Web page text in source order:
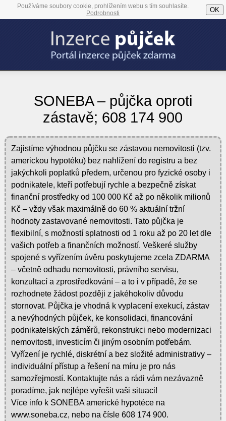
Používáme soubory cookie, prohlížením webu s tím souhlasíte.
Podrobnosti
OK
SONEBA – půjčka oproti
zástavě; 608 174 900
Zajistíme výhodnou půjčku se zástavou nemovitosti (tzv.
americkou hypotéku) bez nahlížení do registru a bez
jakýchkoli poplatků předem, určenou pro fyzické osoby i
podnikatele, kteří potřebují rychle a bezpečně získat
finanční prostředky od 100 000 Kč až po několik milionů
Kč – vždy však maximálně do 60 % aktuální tržní
hodnoty zastavované nemovitosti. Tato půjčka je
flexibilní, s možností splatnosti od 1 roku až po 20 let dle
vašich potřeb a finančních možností. Veškeré služby
spojené s vyřízením úvěru poskytujeme zcela ZDARMA
– včetně odhadu nemovitosti, právního servisu,
konzultací a zprostředkování – a to i v případě, že se
rozhodnete žádost později z jakéhokoliv důvodu
stornovat. Půjčka je vhodná k vyplacení exekucí, zástav
a nevýhodných půjček, ke konsolidaci, financování
podnikatelských záměrů, rekonstrukci nebo modernizaci
nemovitosti, investicím či jiným osobním potřebám.
Vyřízení je rychlé, diskrétní a bez složité administrativy –
individuální přístup a řešení na míru je pro nás
samozřejmostí. Kontaktujte nás a rádi vám nezávazně
poradíme, jak nejlépe vyřešit vaši situaci!
Více info k SONEBA americké hypotéce na
www.soneba.cz, nebo na čísle 608 174 900.